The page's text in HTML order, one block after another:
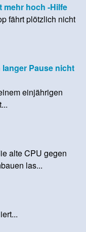
mehr hoch -Hilfe
fährt plötzlich nicht
Pause nicht
einjährigen
alte CPU gegen
las...